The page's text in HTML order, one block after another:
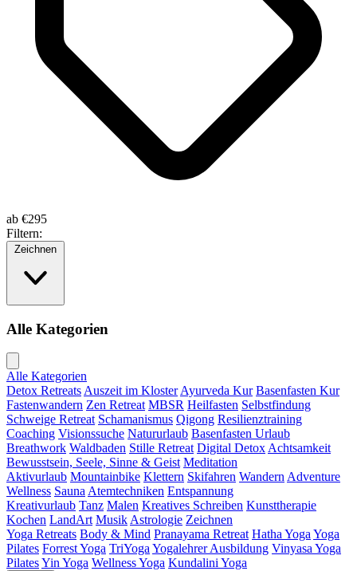
ab €295
Filtern:
Zeichnen
Alle Kategorien
Alle Kategorien
Detox Retreats Auszeit im Kloster Ayurveda Kur Basenfasten Kur
Fastenwandern Zen Retreat MBSR Heilfasten Selbstfindung
Schweige Retreat Schamanismus Qigong Resilienztraining
Coaching Visionssuche Natururlaub Basenfasten Urlaub
Breathwork Waldbaden Stille Retreat Digital Detox Achtsamkeit
Bewusstsein, Seele, Sinne & Geist Meditation
Aktivurlaub Mountainbike Klettern Skifahren Wandern Adventure
Wellness Sauna Atemtechniken Entspannung
Kreativurlaub Tanz Malen Kreatives Schreiben Kunsttherapie
Kochen LandArt Musik Astrologie Zeichnen
Yoga Retreats Body & Mind Pranayama Retreat Hatha Yoga Yoga
Pilates Forrest Yoga TriYoga Yogalehrer Ausbildung Vinyasa Yoga
PilatesYin Yoga Wellness Yoga Kundalini Yoga